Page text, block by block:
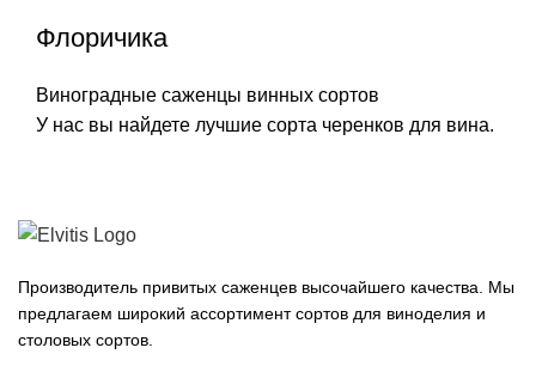
Флоричика
Виноградные саженцы винных сортов
У нас вы найдете лучшие сорта черенков для вина.
Производитель привитых саженцев высочайшего качества. Мы
предлагаем широкий ассортимент сортов для виноделия и
столовых сортов.